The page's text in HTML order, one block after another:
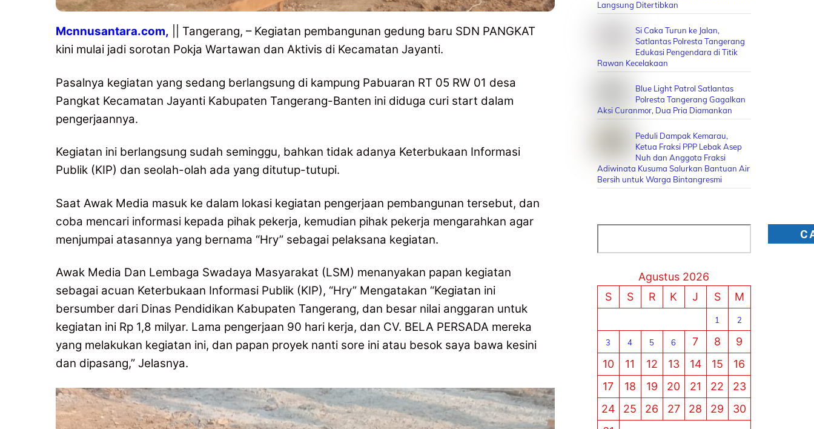
Mcnnusantara.com, || Tangerang, – Kegiatan pembangunan gedung baru SDN PANGKAT
kini mulai jadi sorotan Pokja Wartawan dan Aktivis di Kecamatan Jayanti.
Pasalnya kegiatan yang sedang berlangsung di kampung Pabuaran RT 05 RW 01 desa
Pangkat Kecamatan Jayanti Kabupaten Tangerang-Banten ini diduga curi start dalam
pengerjaannya.
Kegiatan ini berlangsung sudah seminggu, bahkan tidak adanya Keterbukaan Informasi
Publik (KIP) dan seolah-olah ada yang ditutup-tutupi.
Saat Awak Media masuk ke dalam lokasi kegiatan pengerjaan pembangunan tersebut, dan
coba mencari informasi kepada pihak pekerja, kemudian pihak pekerja mengarahkan agar
menjumpai atasannya yang bernama “Hry” sebagai pelaksana kegiatan.
Awak Media Dan Lembaga Swadaya Masyarakat (LSM) menanyakan papan kegiatan
sebagai acuan Keterbukaan Informasi Publik (KIP), “Hry” Mengatakan “Kegiatan ini
bersumber dari Dinas Pendidikan Kabupaten Tangerang, dan besar nilai anggaran untuk
kegiatan ini Rp 1,8 milyar. Lama pengerjaan 90 hari kerja, dan CV. BELA PERSADA mereka
yang melakukan kegiatan ini, dan papan proyek nanti sore ini atau besok saya bawa kesini
dan dipasang,” Jelasnya.
Langsung Ditertibkan
Si Caka Turun ke Jalan,
Satlantas Polresta Tangerang
Edukasi Pengendara di Titik
Rawan Kecelakaan
Blue Light Patrol Satlantas
Polresta Tangerang Gagalkan
Aksi Curanmor, Dua Pria Diamankan
Peduli Dampak Kemarau,
Ketua Fraksi PPP Lebak Asep
Nuh dan Anggota Fraksi
Adiwinata Kusuma Salurkan Bantuan Air
Bersih untuk Warga Bintangresmi
Agustus 2026
S
S R K J S M
1 2
3 4 5 6 7 8
9
10
11 12 13 14 15
16
17
18 19 20 21 22
23
24
25 26 27 28 29
30